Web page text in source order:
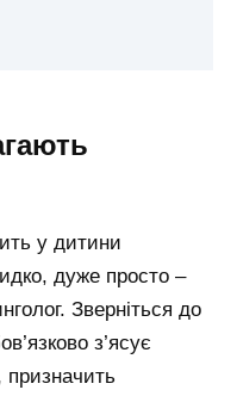
у дитини
дуже просто –
Зверніться до
з’ясує
призначить